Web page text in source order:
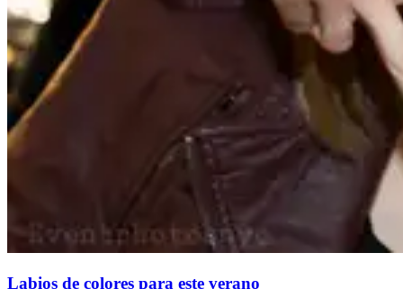
Labios de colores para este verano